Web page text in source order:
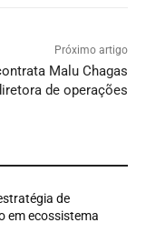
Próximo artigo
Malu Chagas
de operações
de
em ecossistema